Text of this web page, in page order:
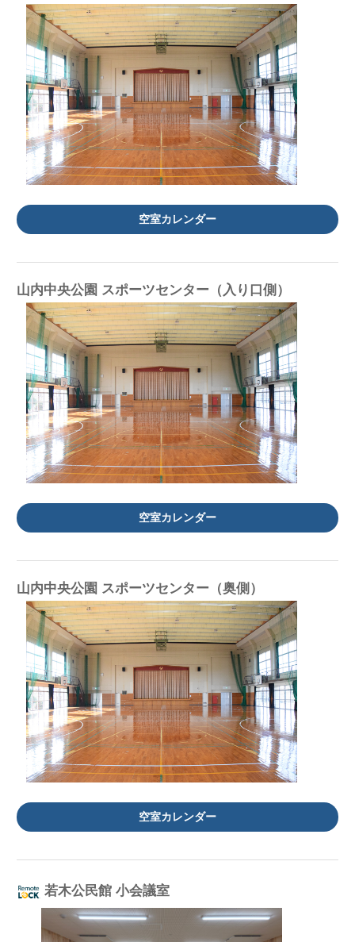
空室カレンダー
山内中央公園 スポーツセンター（入り口側）
空室カレンダー
山内中央公園 スポーツセンター（奥側）
空室カレンダー
若木公民館 小会議室